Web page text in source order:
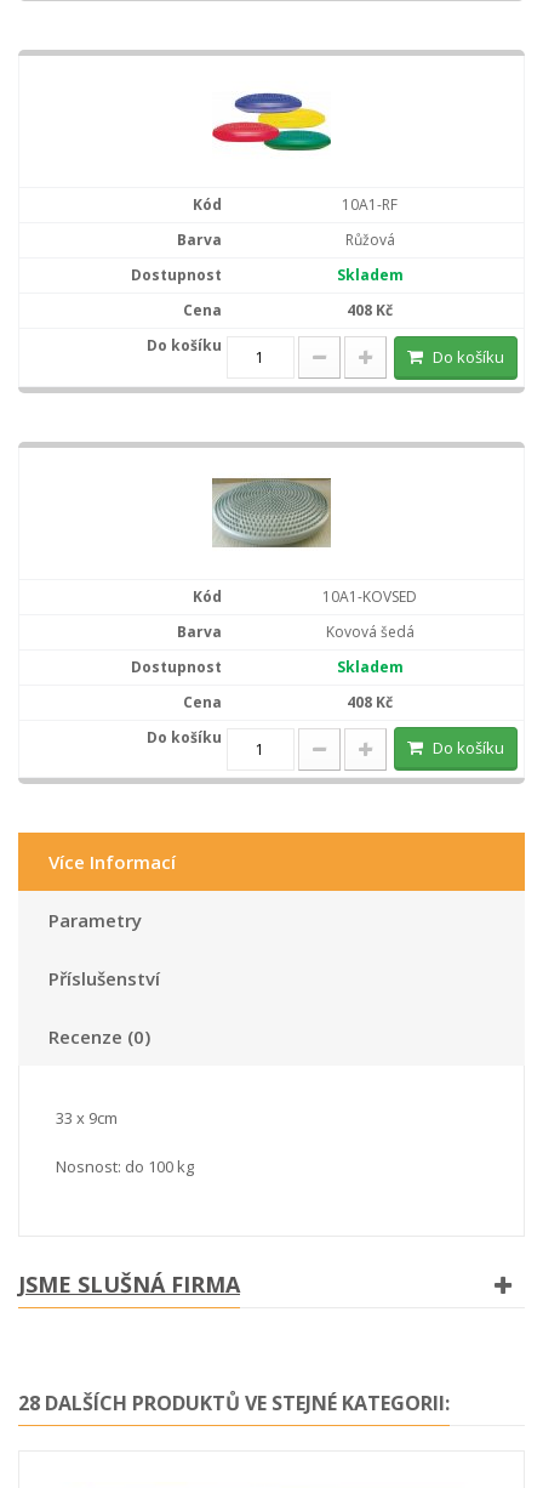
10A1-RF
Růžová
Skladem
408 Kč
Do košíku
10A1-KOVSED
Kovová šedá
Skladem
408 Kč
Do košíku
Více Informací
Parametry
Příslušenství
Recenze (0)
33 x 9cm
Nosnost: do 100 kg
JSME SLUŠNÁ FIRMA
28 DALŠÍCH PRODUKTŮ VE STEJNÉ KATEGORII: